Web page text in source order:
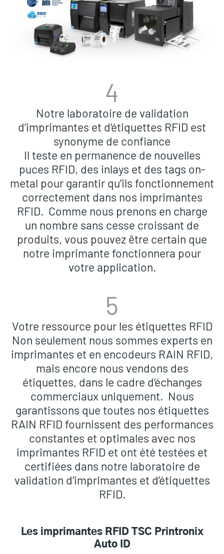
4
Notre laboratoire de validation
d’imprimantes et d’étiquettes RFID est
synonyme de confiance
Il teste en permanence de nouvelles
puces RFID, des inlays et des tags on-
metal pour garantir qu’ils fonctionnement
correctement dans nos imprimantes
RFID. Comme nous prenons en charge
un nombre sans cesse croissant de
produits, vous pouvez être certain que
notre imprimante fonctionnera pour
votre application.
5
Votre ressource pour les étiquettes RFID
Non seulement nous sommes experts en
imprimantes et en encodeurs RAIN RFID,
mais encore nous vendons des
étiquettes, dans le cadre d’échanges
commerciaux uniquement. Nous
garantissons que toutes nos étiquettes
RAIN RFID fournissent des performances
constantes et optimales avec nos
imprimantes RFID et ont été testées et
certifiées dans notre laboratoire de
validation d’imprimantes et d’étiquettes
RFID.
Les imprimantes RFID TSC Printronix
Auto ID